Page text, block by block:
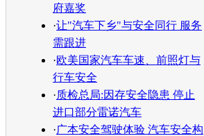
府嘉奖
·让"汽车下乡"与安全同行 服务
需跟进
·欧美国家汽车车速、前照灯与
行车安全
·质检总局:因存安全隐患 停止
进口部分雷诺汽车
·广本安全驾驶体验 汽车安全构